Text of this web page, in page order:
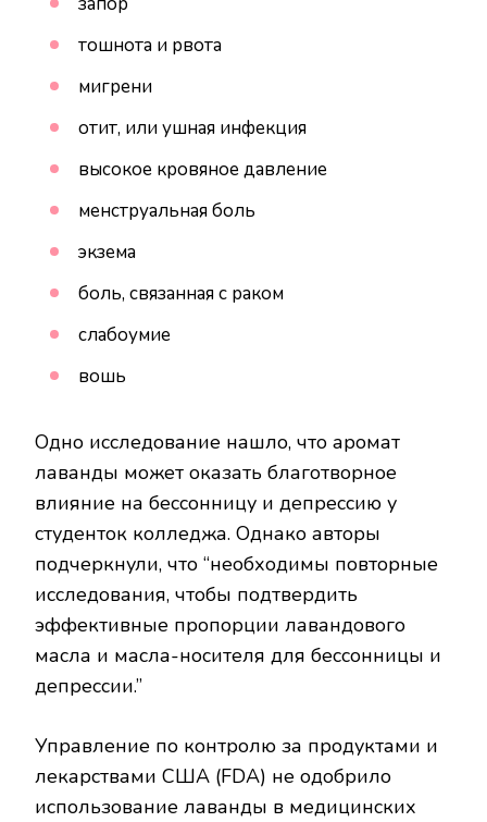
тошнота и рвота
мигрени
отит, или ушная инфекция
высокое кровяное давление
менструальная боль
экзема
боль, связанная с раком
слабоумие
вошь
Одно исследование нашло, что аромат
лаванды может оказать благотворное
влияние на бессонницу и депрессию у
студенток колледжа. Однако авторы
подчеркнули, что “необходимы повторные
исследования, чтобы подтвердить
эффективные пропорции лавандового
масла и масла-носителя для бессонницы и
депрессии.”
Управление по контролю за продуктами и
лекарствами США (FDA) не одобрило
использование лаванды в медицинских